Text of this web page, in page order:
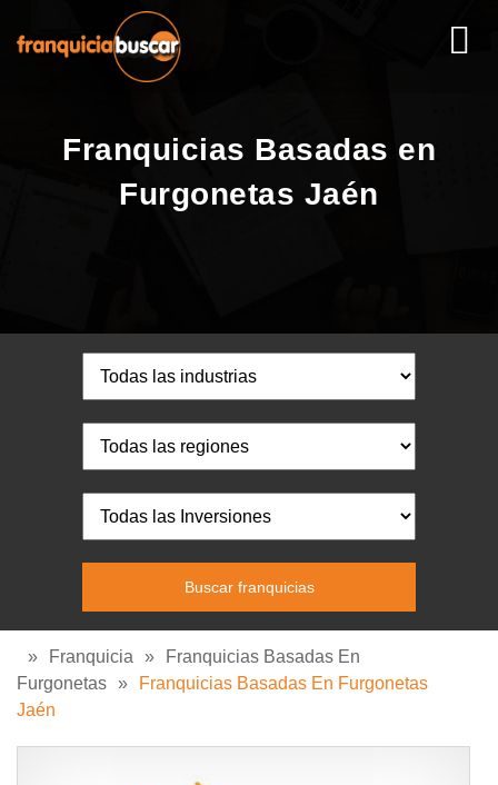
Franquicias Basadas en
Furgonetas Jaén
» Franquicia »
Franquicias Basadas En
Furgonetas »
Franquicias Basadas En Furgonetas
Jaén